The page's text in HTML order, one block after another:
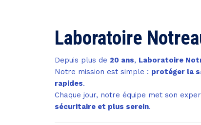
Laboratoire
Depuis plus de 20 ans, Laboratoire
Notre mission est simple : protéger la
rapides.
Chaque jour, notre équipe met son
sécuritaire et plus serein.